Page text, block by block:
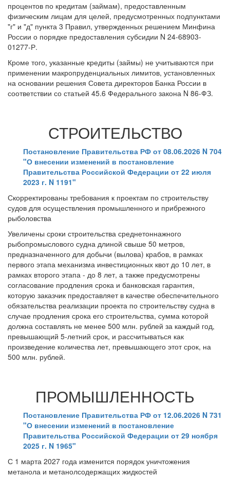
процентов по кредитам (займам), предоставленным
физическим лицам для целей, предусмотренных подпунктами
"г" и "д" пункта 3 Правил, утвержденных решением Минфина
России о порядке предоставления субсидии N 24-68903-
01277-Р.
Кроме того, указанные кредиты (займы) не учитываются при
применении макропруденциальных лимитов, установленных
на основании решения Совета директоров Банка России в
соответствии со статьей 45.6 Федерального закона N 86-ФЗ.
СТРОИТЕЛЬСТВО
Постановление Правительства РФ от 08.06.2026 N 704
"О внесении изменений в постановление
Правительства Российской Федерации от 22 июля
2023 г. N 1191"
Скорректированы требования к проектам по строительству
судов для осуществления промышленного и прибрежного
рыболовства
Увеличены сроки строительства среднетоннажного
рыбопромыслового судна длиной свыше 50 метров,
предназначенного для добычи (вылова) крабов, в рамках
первого этапа механизма инвестиционных квот до 10 лет, в
рамках второго этапа - до 8 лет, а также предусмотрены
согласование продления срока и банковская гарантия,
которую заказчик предоставляет в качестве обеспечительного
обязательства реализации проекта по строительству судна в
случае продления срока его строительства, сумма которой
должна составлять не менее 500 млн. рублей за каждый год,
превышающий 5-летний срок, и рассчитываться как
произведение количества лет, превышающего этот срок, на
500 млн. рублей.
ПРОМЫШЛЕННОСТЬ
Постановление Правительства РФ от 12.06.2026 N 731
"О внесении изменений в постановление
Правительства Российской Федерации от 29 ноября
2025 г. N 1965"
С 1 марта 2027 года изменится порядок уничтожения
метанола и метанолсодержащих жидкостей